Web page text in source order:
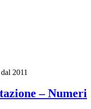
2011
– Numeri